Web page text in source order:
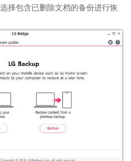
择包含已删除文档的备份进行恢